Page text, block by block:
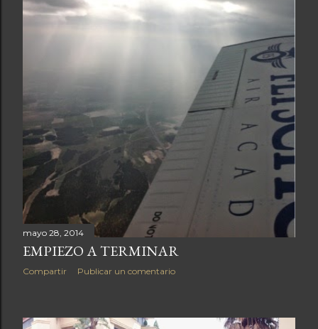
mayo 28, 2014
EMPIEZO A TERMINAR
Compartir Publicar un comentario